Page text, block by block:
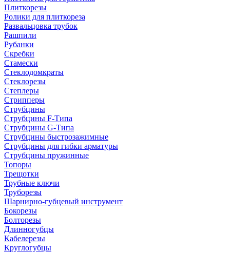
Плиткорезы
Ролики для плиткореза
Развальцовка трубок
Рашпили
Рубанки
Скребки
Стамески
Стеклодомкраты
Стеклорезы
Степлеры
Стрипперы
Струбцины
Струбцины F-Типа
Струбцины G-Типа
Струбцины быстрозажимные
Струбцины для гибки арматуры
Струбцины пружинные
Топоры
Трещотки
Трубные ключи
Труборезы
Шарнирно-губцевый инструмент
Бокорезы
Болторезы
Длинногубцы
Кабелерезы
Круглогубцы